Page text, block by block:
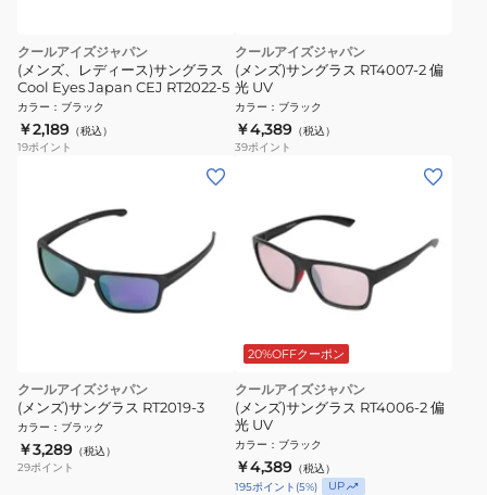
クールアイズジャパン
(メンズ、レディース)サングラス
Cool Eyes Japan CEJ RT2022-5
カラー ： ブラック
￥2,189 （税込）
19ポイント
クールアイズジャパン
(メンズ)サングラス RT4007-2 偏
光 UV
カラー ： ブラック
￥4,389 （税込）
39ポイント
クールアイズジャパン
(メンズ)サングラス RT2019-3
カラー ： ブラック
￥3,289 （税込）
29ポイント
20%OFFクーポン
クールアイズジャパン
(メンズ)サングラス RT4006-2 偏
光 UV
カラー ： ブラック
￥4,389 （税込）
195ポイント (5%) UP